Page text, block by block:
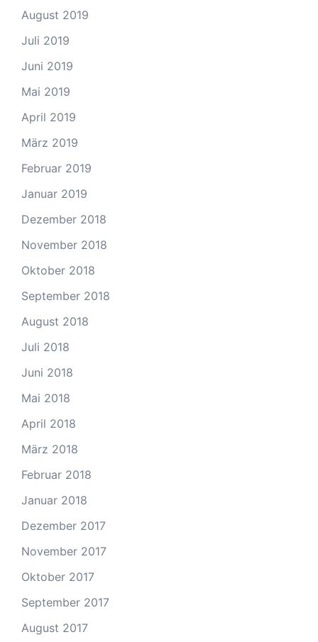
August 2019
Juli 2019
Juni 2019
Mai 2019
April 2019
März 2019
Februar 2019
Januar 2019
Dezember 2018
November 2018
Oktober 2018
September 2018
August 2018
Juli 2018
Juni 2018
Mai 2018
April 2018
März 2018
Februar 2018
Januar 2018
Dezember 2017
November 2017
Oktober 2017
September 2017
August 2017